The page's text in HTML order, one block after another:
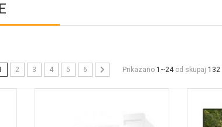
2 3 4 5 6 Prikazano 1~24od skupaj 132